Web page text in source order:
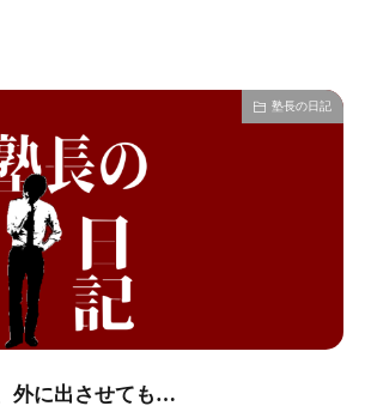
塾長の日記
外に出させても…